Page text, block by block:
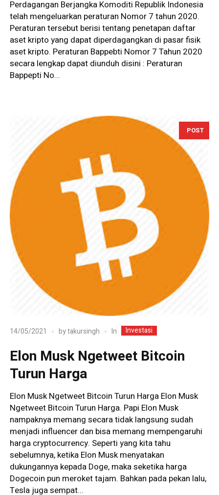
Perdagangan Berjangka Komoditi Republik Indonesia
telah mengeluarkan peraturan Nomor 7 tahun 2020.
Peraturan tersebut berisi tentang penetapan daftar
aset kripto yang dapat diperdagangkan di pasar fisik
aset kripto. Peraturan Bappebti Nomor 7 Tahun 2020
secara lengkap dapat diunduh disini : Peraturan
Bappepti No...
POST
14/05/2021 bytakursingh In Investasi
Elon Musk Ngetweet Bitcoin
Turun Harga
Elon Musk Ngetweet Bitcoin Turun Harga Elon Musk
Ngetweet Bitcoin Turun Harga. Papi Elon Musk
nampaknya memang secara tidak langsung sudah
menjadi influencer dan bisa memang mempengaruhi
harga cryptocurrency. Seperti yang kita tahu
sebelumnya, ketika Elon Musk menyatakan
dukungannya kepada Doge, maka seketika harga
Dogecoin pun meroket tajam. Bahkan pada pekan lalu,
Tesla juga sempat...